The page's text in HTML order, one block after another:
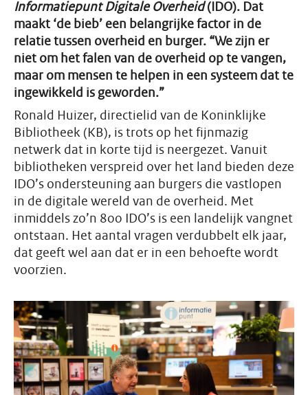
Informatiepunt Digitale Overheid(IDO). Dat
maakt ‘de bieb’ een belangrijke factor in de
relatie tussen overheid en burger. “We zijn er
niet om het falen van de overheid op te vangen,
maar om mensen te helpen in een systeem dat te
ingewikkeld is geworden.”
Ronald Huizer, directielid van de Koninklijke
Bibliotheek (KB), is trots op het fijnmazig
netwerk dat in korte tijd is neergezet. Vanuit
bibliotheken verspreid over het land bieden deze
IDO’s ondersteuning aan burgers die vastlopen
in de digitale wereld van de overheid. Met
inmiddels zo’n 800 IDO’s is een landelijk vangnet
ontstaan. Het aantal vragen verdubbelt elk jaar,
dat geeft wel aan dat er in een behoefte wordt
voorzien.